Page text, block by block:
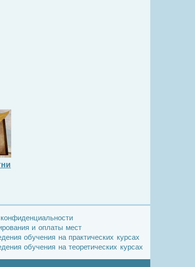
и оплаты мест
обучения на практических курсах
обучения на теоретических курсах